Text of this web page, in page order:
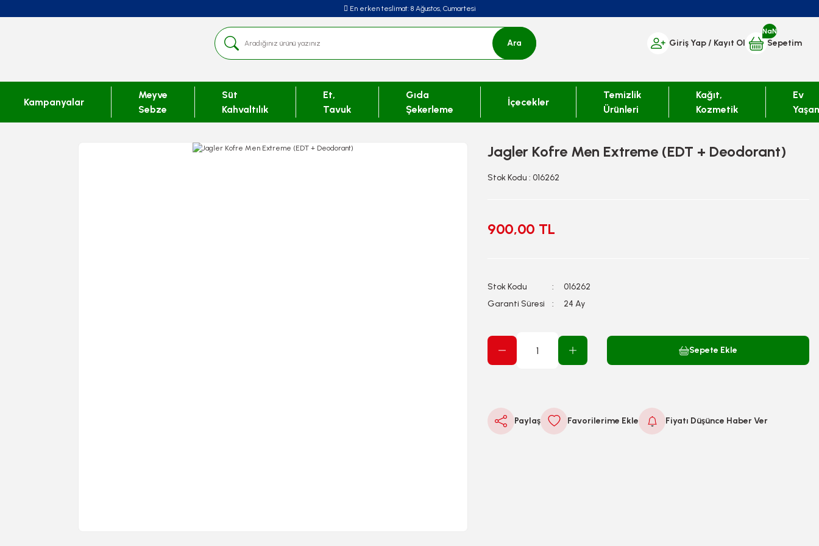
En erken teslimat: 8 Ağustos, Cumartesi
Ara Giriş Yap/ Kayıt Ol
NaN
Sepetim
Kampanyalar
Meyve
Sebze
Süt
Kahvaltılık
Et,
Tavuk
Gıda
Şekerleme
İçecekler
Temizlik
Ürünleri
Kağıt,
Kozmetik
Ev
Jagler Kofre Men Extreme (EDT + Deodorant)
Stok Kodu : 016262
900,00 TL
Stok Kodu
016262
Garanti Süresi
24 Ay
Sepete Ekle
Paylaş Fiyatı Düşünce Haber Ver